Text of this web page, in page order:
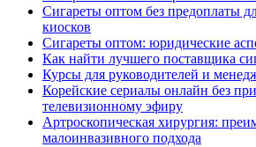
Сигареты оптом без предоплаты
киосков
Сигареты оптом: юридические
Как найти лучшего поставщика
Курсы для руководителей и
Корейские сериалы онлайн без
телевизионному эфиру
Артроскопическая хирургия:
малоинвазивного подхода